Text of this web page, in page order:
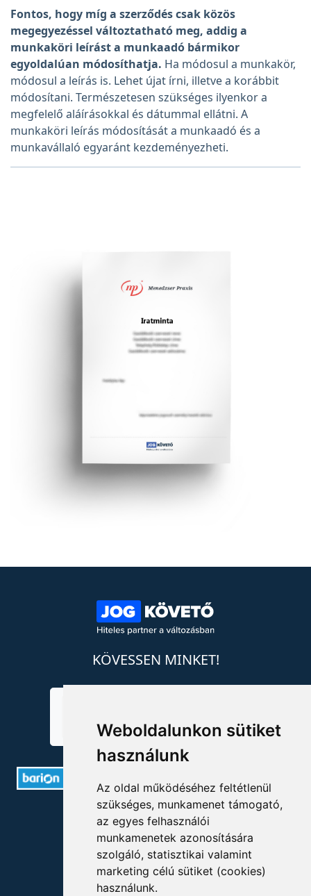
Weboldalunkon sütiket
használunk
Az oldal működéséhez feltétlenül
szükséges, munkamenet támogató,
az egyes felhasználói
munkamenetek azonosítására
szolgáló, statisztikai valamint
marketing célú sütiket (cookies)
használunk.
Fontos, hogy míg a szerződés csak közös
megegyezéssel változtatható meg, addig a
munkaköri leírást a munkaadó bármikor
egyoldalúan módosíthatja. Ha módosul a munkakör,
módosul a leírás is. Lehet újat írni, illetve a korábbit
módosítani. Természetesen szükséges ilyenkor a
megfelelő aláírásokkal és dátummal ellátni. A
munkaköri leírás módosítását a munkaadó és a
munkavállaló egyaránt kezdeményezheti.
KÖVESSEN MINKET!
ELÉRHETŐSÉGEK
+36 1 880 7600
info@mprx.hu